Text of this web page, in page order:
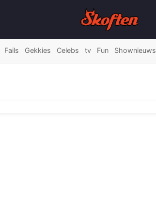
Fails Gekkies Celebs tv Fun Shownieuws